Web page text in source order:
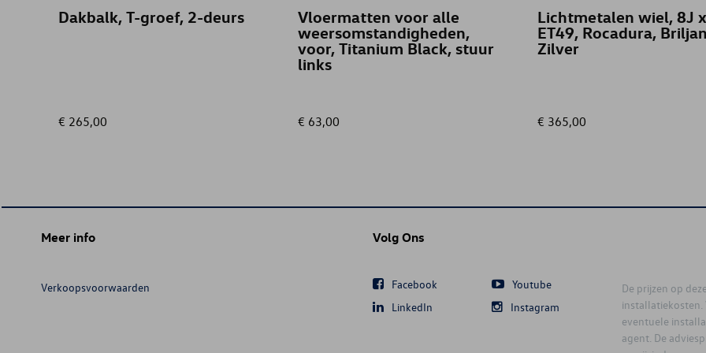
Dakbalk, T-groef, 2-deurs
€ 265,00
Vloermatten voor alle
weersomstandigheden,
voor, Titanium Black, stuur
links
€ 63,00
Lichtmetalen wiel, 8J
ET49, Rocadura,
Zilver
€ 365,00
Meer info
Verkoopsvoorwaarden
Volg Ons
Facebook
Youtube
LinkedIn
Instagram
De prijzen op
installatiekosten.
eventuele
agent. De